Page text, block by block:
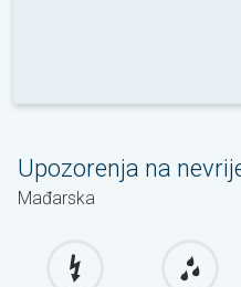
Upozorenja na
Mađarska